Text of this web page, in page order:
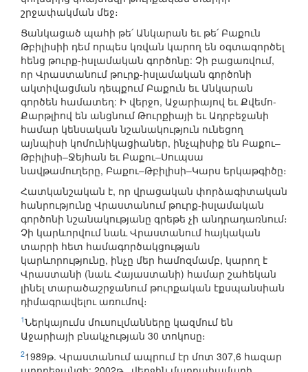
շրջափակման մեջ։
Ցանկացած պահի թե՛ Անկարան եւ թե՛ Բաքուն
Թբիլիսիի դեմ որպես կռվան կարող են օգտագործել
հենց թուրք-իսլամական գործոնը: Չի բացառվում,
որ Վրաստանում թուրք-իսլամական գործոնի
ակտիվացման դեպքում Բաքուն եւ Անկարան
գործեն համատեղ: Ի վերջո, Աջարիայով եւ Քվեմո-
Քարթլիով են անցնում Թուրքիայի եւ Ադրբեջանի
համար կենսական նշանակություն ունեցող
այնպիսի կոմունիկացիաներ, ինչպիսիք են Բաքու–
Թբիլիսի–Ջեյհան եւ Բաքու–Սուպսա
նավթամուղերը, Բաքու–Թբիլիսի–Կարս երկաթգիծը։
Հատկանշական է, որ վրացական փորձագիտական
հանրությունը Վրաստանում թուրք-իսլամական
գործոնի նշանակությանը գրեթե չի անդրադառնում։
Չի կարևորվում նաև Վրաստանում հայկական
տարրի հետ համագործակցության
կարևորությունը, ինչը մեր համոզմամբ, կարող է
Վրաստանի (նաև Հայաստանի) համար շահեկան
լինել տարածաշրջանում թուրքական էքսպանսիան
դիմագրավելու առումով։
1Ներկայումս մուսուլմանները կազմում են
Աջարիայի բնակչության 30 տոկոսը։
21989թ. Վրաստանում ապրում էր մոտ 307,6 հազար